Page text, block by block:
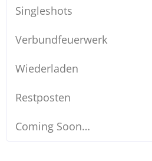
Singleshots
Verbundfeuerwerk
Wiederladen
Restposten
Coming Soon…